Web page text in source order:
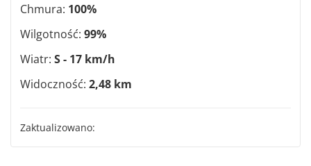
Chmura: 100%
Wilgotność: 99%
Wiatr: S - 17 km/h
Widoczność: 2,48 km
Zaktualizowano: